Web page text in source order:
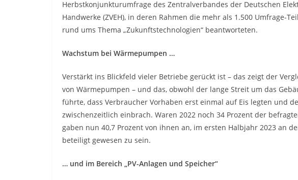
Herbstkonjunkturumfrage des Zentralverbandes der Deutschen
Handwerke (ZVEH), in deren Rahmen die mehr als 1.500 Umfrage-
rund ums Thema „Zukunftstechnologien“ beantworteten.
Wachstum bei Wärmepumpen …
Verstärkt ins Blickfeld vieler Betriebe gerückt ist – das zeigt der
von Wärmepumpen – und das, obwohl der lange Streit um das
führte, dass Verbraucher Vorhaben erst einmal auf Eis legten und
zwischenzeitlich einbrach. Waren 2022 noch 34 Prozent der
gaben nun 40,7 Prozent von ihnen an, im ersten Halbjahr 2023 an
beteiligt gewesen zu sein.
… und im Bereich „PV-Anlagen und Speicher“